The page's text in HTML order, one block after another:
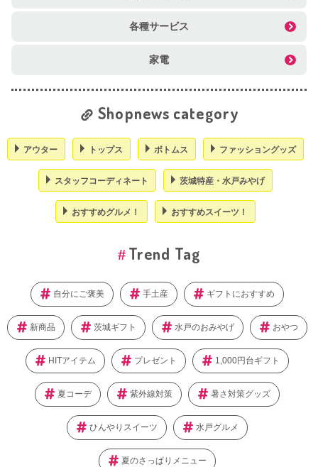
各種サービス
家電
Shopnews category
アウター トップス ボトムス ファッショングッズ
スタッフコーディネート 茨城特産・水戸みやげ
おすすめグルメ！ おすすめスイーツ！
Trend Tag
自分にご褒美 手土産 ギフトにおすすめ
新商品 茨城ギフト 水戸のおみやげ おやつ
HITアイテム プレゼント 1,000円台ギフト
夏コーデ 紫外線対策 暑さ対策グッズ
ひんやりスイーツ 水戸グルメ
夏のさっぱりメニュー